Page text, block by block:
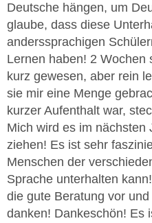
Deutsche hängen, um
glaube, dass diese
anderssprachigen
Lernen haben! 2 Wochen
kurz gewesen, aber rein
sie mir eine Menge
kurzer Aufenthalt war,
Mich wird es im nächsten
ziehen! Es ist sehr
Menschen der
Sprache unterhalten
die gute Beratung vor
danken! Dankeschön! Es